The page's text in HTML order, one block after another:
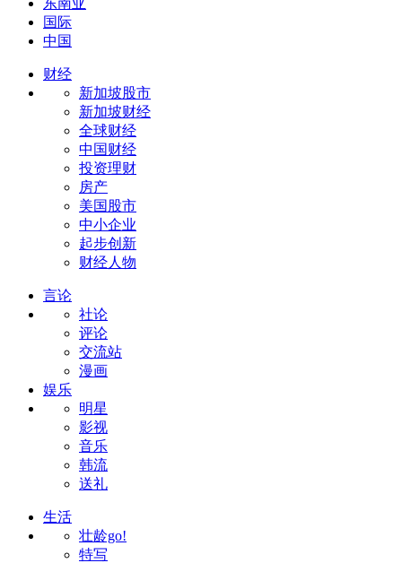
东南亚
国际
中国
财经
新加坡股市
新加坡财经
全球财经
中国财经
投资理财
房产
美国股市
中小企业
起步创新
财经人物
言论
社论
评论
交流站
漫画
娱乐
明星
影视
音乐
韩流
送礼
生活
壮龄go!
特写